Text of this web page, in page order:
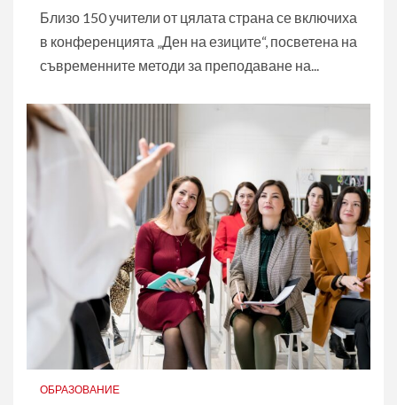
Близо 150 учители от цялата страна се включиха
в конференцията „Ден на езиците“, посветена на
съвременните методи за преподаване на...
ОБРАЗОВАНИЕ